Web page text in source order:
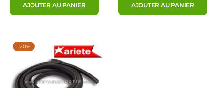
AJOUTER AU PANIER AJOUTER AU PANIER
-20%